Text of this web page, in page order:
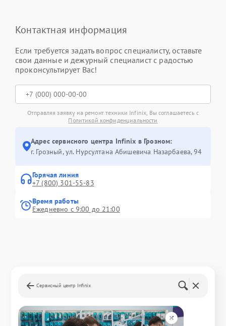
Контактная информация
Если требуется задать вопрос специалисту, оставьте
свои данные и дежурный специалист с радостью
проконсультирует Вас!
Отправляя заявку на ремонт техники Infinix, Вы соглашаетесь с
Политикой конфиденциальности
Адрес сервисного центра Infinix в Грозном:
г. Грозный, ул. Нурсултана Абишевича Назарбаева, 94
Горячая линия
+7 (800) 301-55-83
Время работы
Ежедневно с 9:00 до 21:00
Сервисный центр Infinix